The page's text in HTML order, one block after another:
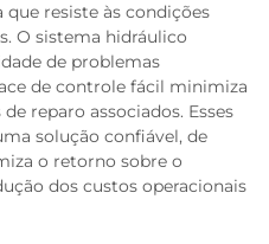
resiste às condições
O sistema hidráulico
de problemas
de controle fácil minimiza
reparo associados. Esses
solução confiável, de
o retorno sobre o
dos custos operacionais